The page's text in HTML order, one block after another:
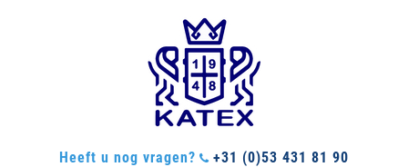
Heeft u nog vragen? +31 (0)53 431 81 90